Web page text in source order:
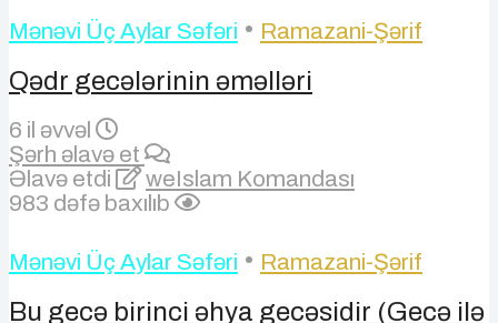
Mənəvi Üç Aylar Səfəri • Ramazani-Şərif
Qədr gecələrinin əməlləri
6 il əvvəl
Şərh əlavə et
Əlavə etdi
weIslam Komandası
983 dəfə baxılıb
Mənəvi Üç Aylar Səfəri • Ramazani-Şərif
Bu gecə birinci əhya gecəsidir (Gecə ilə